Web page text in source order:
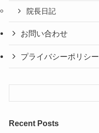
院長日記
お問い合わせ
プライバシーポリシー
Recent Posts